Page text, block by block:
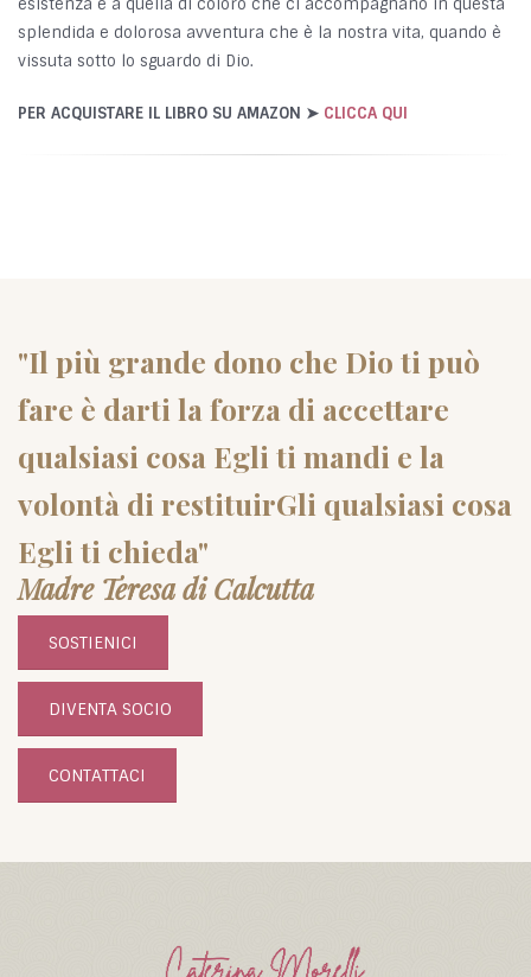
esistenza e a quella di coloro che ci accompagnano in questa
splendida e dolorosa avventura che è la nostra vita, quando è
vissuta sotto lo sguardo di Dio.
PER ACQUISTARE IL LIBRO SU AMAZON ➤ CLICCA QUI
"Il più grande dono che Dio ti può
fare è darti la forza di accettare
qualsiasi cosa Egli ti mandi e la
volontà di restituirGli qualsiasi cosa
Egli ti chieda"
Madre Teresa di Calcutta
SOSTIENICI
DIVENTA SOCIO
CONTATTACI